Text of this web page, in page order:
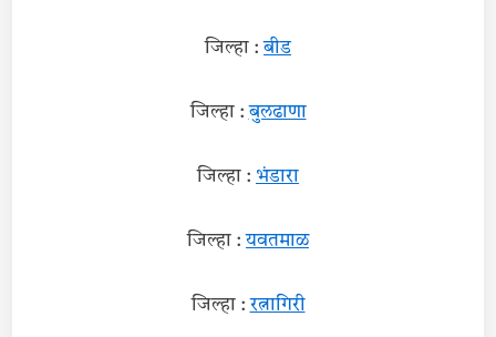
जिल्हा :बीड
जिल्हा :बुलढाणा
जिल्हा : भंडारा
जिल्हा :यवतमाळ
जिल्हा :रत्नागिरी